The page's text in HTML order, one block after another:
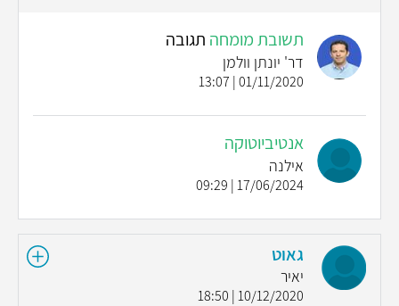
תשובת מומחה תגובה
דר' יונתן וולמן
01/11/2020 | 13:07
אנטיביוטוקה
אילנה
17/06/2024 | 09:29
גאוט
יאיר
10/12/2020 | 18:50